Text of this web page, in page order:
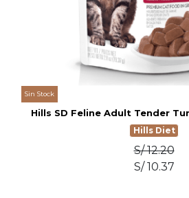
Sin Stock
Hills SD Feline Adult Tender
Hills Diet
S/ 12.20
S/ 10.37